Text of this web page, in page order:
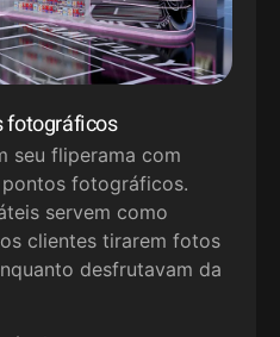
fotográficos
seu fliperama com
pontos fotográficos.
servem como
clientes tirarem fotos
desfrutavam da